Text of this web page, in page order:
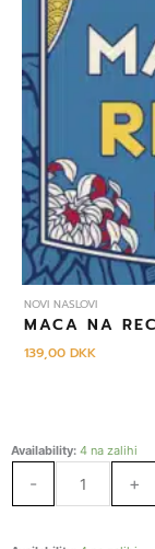
NOVI NASLOVI
MACA NA
139,00DKK
Availability: 4 na zalihi
-
Šala
+